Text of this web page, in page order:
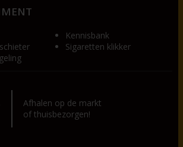
Kennisbank
Sigaretten klikker
Afhalen op de markt
of thuisbezorgen!